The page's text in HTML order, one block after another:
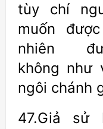
tùy chí
muốn
nhiên
không như
ngôi chánh
47.Giả sử